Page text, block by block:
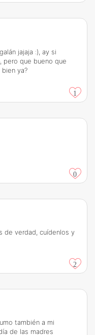
jajaja :), ay si
pero que bueno que
ya?
1
0
de verdad, cuídenlos y
2
también a mi
de las madres